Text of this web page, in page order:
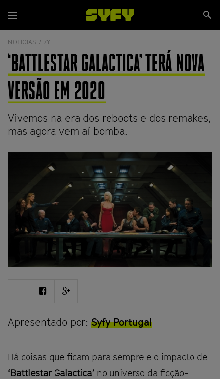
para
o
conteúdo
principal
Menu
NOTÍCIAS / 7Y
‘BATTLESTAR GALACTICA’ TERÁ NOVA
VERSÃO EM 2020
Vivemos na era dos reboots e dos remakes,
mas agora vem aí bomba.
ShareShare Share
plus
Apresentado por: Syfy Portugal
Há coisas que ficam para sempre e o impacto de
‘Battlestar Galactica’ no universo da ficção-